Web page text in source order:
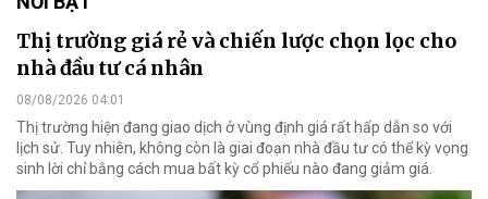
Thị trường giá rẻ và chiến lược chọn lọc cho
nhà đầu tư cá nhân
08/08/2026 04:01
Thị trường hiện đang giao dịch ở vùng định giá rất hấp dẫn so với
lịch sử. Tuy nhiên, không còn là giai đoạn nhà đầu tư có thể kỳ vọng
sinh lời chỉ bằng cách mua bất kỳ cổ phiếu nào đang giảm giá.